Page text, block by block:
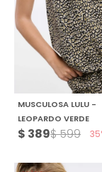
MUSCULOSA LULU -
LEOPARDO VERDE
$ 389$599 35